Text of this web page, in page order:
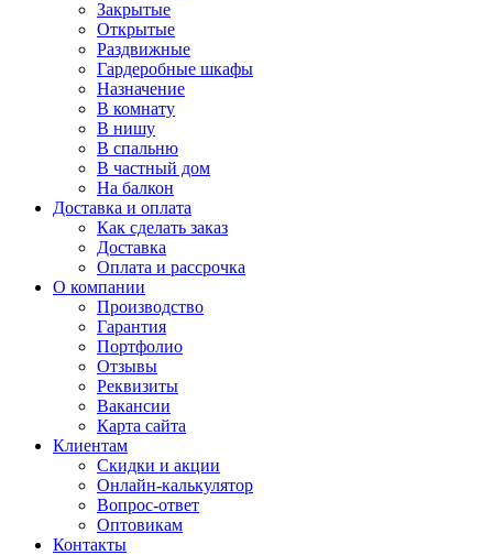
Закрытые
Открытые
Раздвижные
Гардеробные шкафы
Назначение
В комнату
В нишу
В спальню
В частный дом
На балкон
Доставка и оплата
Как сделать заказ
Доставка
Оплата и рассрочка
О компании
Производство
Гарантия
Портфолио
Отзывы
Реквизиты
Вакансии
Карта сайта
Клиентам
Скидки и акции
Онлайн-калькулятор
Вопрос-ответ
Оптовикам
Контакты